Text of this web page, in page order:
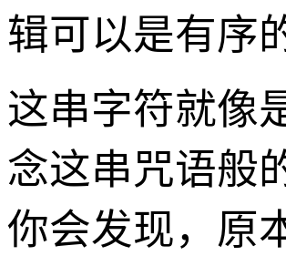
辑可以是有序
这串字符就像
念这串咒语般
你会发现，原